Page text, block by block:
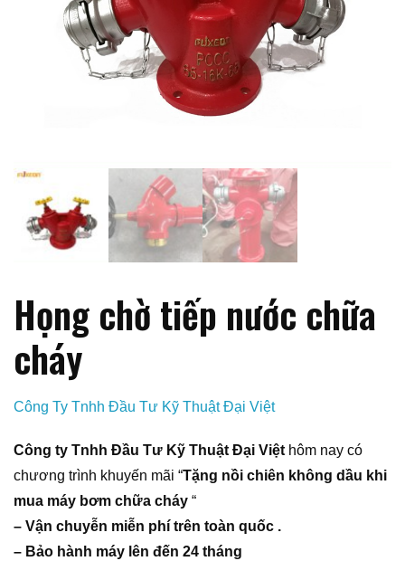
Họng chờ tiếp nước chữa
cháy
Công Ty Tnhh Đầu Tư Kỹ Thuật Đại Việt
Công ty Tnhh Đầu Tư Kỹ Thuật Đại Việt hôm nay có
chương trình khuyến mãi “Tặng nồi chiên không dầu khi
mua máy bơm chữa cháy “
– Vận chuyễn miễn phí trên toàn quốc .
– Bảo hành máy lên đến 24 tháng